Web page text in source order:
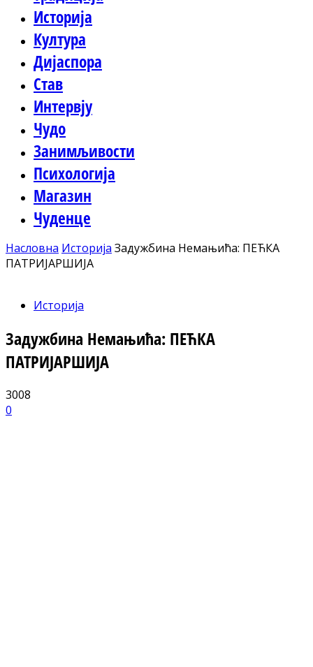
Историја
Култура
Дијаспора
Став
Интервју
Чудо
Занимљивости
Психологија
Магазин
Чуденце
Насловна Историја Задужбина Немањића: ПЕЋКА
ПАТРИЈАРШИЈА
Историја
Задужбина Немањића: ПЕЋКА
ПАТРИЈАРШИЈА
3008
0